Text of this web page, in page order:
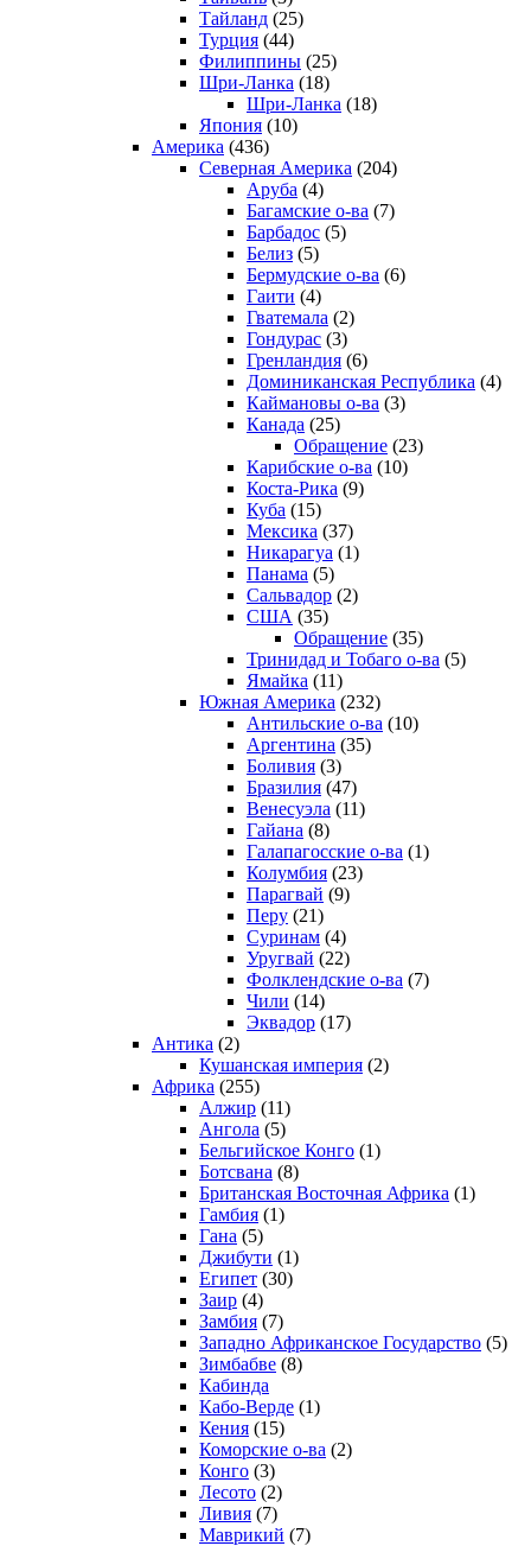
Тайланд (25)
Турция (44)
Филиппины (25)
Шри-Ланка (18)
Шри-Ланка (18)
Япония (10)
Америка (436)
Северная Америка (204)
Аруба (4)
Багамские о-ва (7)
Барбадос (5)
Белиз (5)
Бермудские о-ва (6)
Гаити (4)
Гватемала (2)
Гондурас (3)
Гренландия (6)
Доминиканская Республика (4)
Каймановы о-ва (3)
Канада (25)
Обращение (23)
Карибские о-ва (10)
Коста-Рика (9)
Куба (15)
Мексика (37)
Никарагуа (1)
Панама (5)
Сальвадор (2)
США (35)
Обращение (35)
Тринидад и Тобаго о-ва (5)
Ямайка (11)
Южная Америка (232)
Антильские о-ва (10)
Аргентина (35)
Боливия (3)
Бразилия (47)
Венесуэла (11)
Гайана (8)
Галапагосские о-ва (1)
Колумбия (23)
Парагвай (9)
Перу (21)
Суринам (4)
Уругвай (22)
Фолклендские о-ва (7)
Чили (14)
Эквадор (17)
Антика (2)
Кушанская империя (2)
Африка (255)
Алжир (11)
Ангола (5)
Бельгийское Конго (1)
Ботсвана (8)
Британская Восточная Африка (1)
Гамбия (1)
Гана (5)
Джибути (1)
Египет (30)
Заир (4)
Замбия (7)
Западно Африканское Государство (5)
Зимбабве (8)
Кабинда
Кабо-Верде (1)
Кения (15)
Коморские о-ва (2)
Конго (3)
Лесото (2)
Ливия (7)
Маврикий (7)